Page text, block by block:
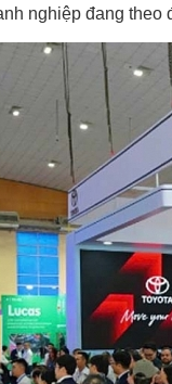
nghiệp đang theo